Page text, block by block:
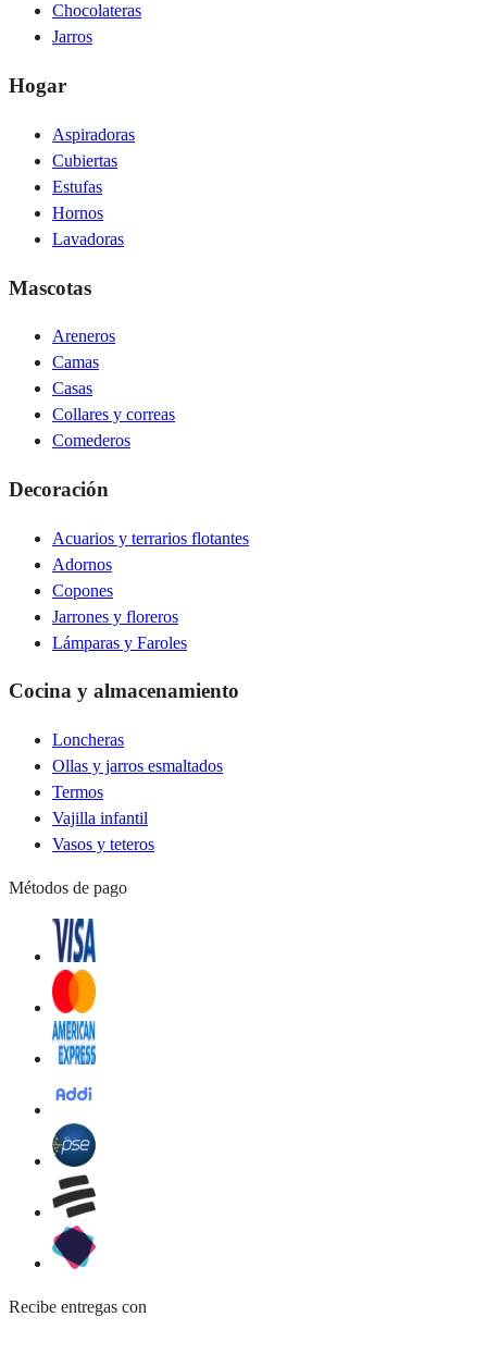
Chocolateras
Jarros
Hogar
Aspiradoras
Cubiertas
Estufas
Hornos
Lavadoras
Mascotas
Areneros
Camas
Casas
Collares y correas
Comederos
Decoración
Acuarios y terrarios flotantes
Adornos
Copones
Jarrones y floreros
Lámparas y Faroles
Cocina y almacenamiento
Loncheras
Ollas y jarros esmaltados
Termos
Vajilla infantil
Vasos y teteros
Métodos de pago
Recibe entregas con